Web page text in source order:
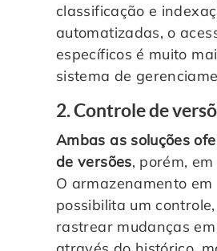
classificação e
automatizadas, o
específicos é muito
sistema de
2. Controle de
Ambas as soluções
de versões, porém,
O armazenamento em
possibilita um
rastrear mudanças